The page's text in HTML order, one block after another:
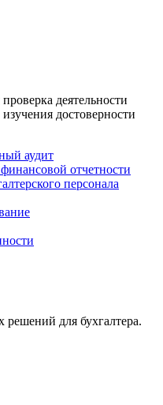
деятельности
достоверности
аудит
отчетности
персонала
для бухгалтера.